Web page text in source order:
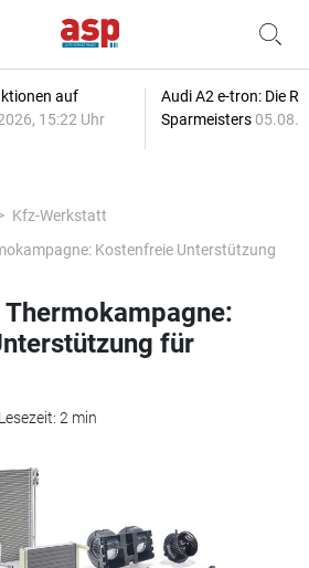
auf
15:22 Uhr
Audi A2 e-tron: Die
Sparmeisters
Kfz-Werkstatt
Kostenfreie Unterstützung
für
2 min